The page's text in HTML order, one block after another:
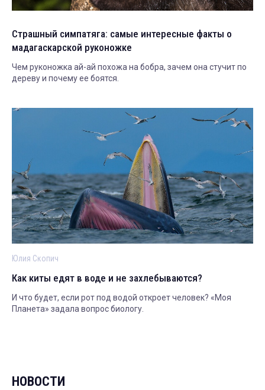
Страшный симпатяга: самые интересные факты о
мадагаскарской руконожке
Чем руконожка ай-ай похожа на бобра, зачем она стучит по
дереву и почему ее боятся.
Юлия Скопич
Как киты едят в воде и не захлебываются?
И что будет, если рот под водой откроет человек? «Моя
Планета» задала вопрос биологу.
НОВОСТИ